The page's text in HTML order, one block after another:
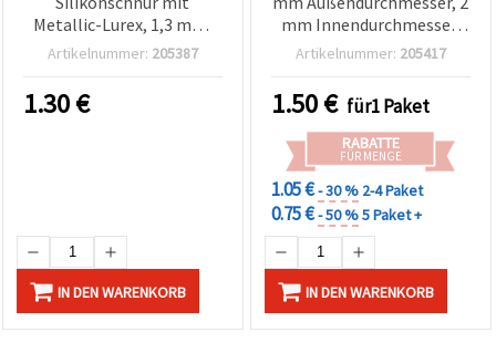
Metallic-Lurex, 1,3 mm,
Set 20 Stück je 1 m,
Artikelnummer: 205387
1.30€
IN DEN WARENKORB
mm Innendurchmesser,
Rot – 5 m
Artikelnummer: 205417
1.50€ für1 Paket
RABATTE
FÜR MENGE
1.05 €- 30 % 2-4 Paket
0.75 €- 50 %5 Paket +
IN DEN WARENKORB